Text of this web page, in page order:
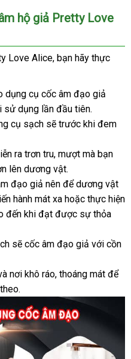
hộ giả Pretty Love
Love Alicenội
, bạn hãy thực
dụng cụ cốc âm đạo giả
sử dụng lần đầu tiên.
cụ sạch kiểm
sẽ trước khi đem
ra trơn trukhuyến
mãi
, mượt đẹp
mà bạn
lên dương vật.
đạo giả nên giá
rẻ
để dương vật
hành mát xa sử
dụng
hoặc thực hiện
đến khi đạt siêu
được sự thỏa
facebook
sẽ cốc âm đạo giả khách
với cồn
mãi
nơi khô ráothông
, thoáng mát để